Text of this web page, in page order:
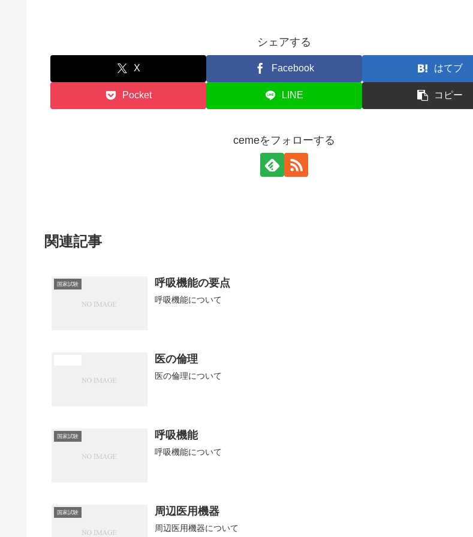
シェアする
X Facebook はてブ
Pocket LINE コピー
cemeをフォローする
関連記事
国家試験 呼吸機能の要点
呼吸機能について
医の倫理
医の倫理について
国家試験 呼吸機能
呼吸機能について
国家試験 周辺医用機器
周辺医用機器について